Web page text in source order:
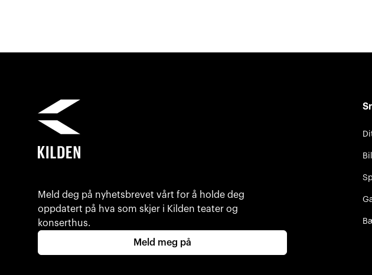
Meld deg på nyhetsbrevet vårt for å holde deg
oppdatert på hva som skjer i Kilden teater og
konserthus.
Meld meg på